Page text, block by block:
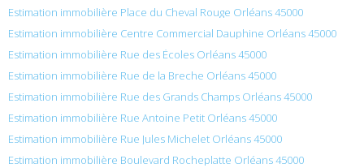
Estimation immobilière Place du Cheval Rouge Orléans 45000
Estimation immobilière Centre Commercial Dauphine Orléans 45000
Estimation immobilière Rue des Écoles Orléans 45000
Estimation immobilière Rue de la Breche Orléans 45000
Estimation immobilière Rue des Grands Champs Orléans 45000
Estimation immobilière Rue Antoine Petit Orléans 45000
Estimation immobilière Rue Jules Michelet Orléans 45000
Estimation immobilière Boulevard Rocheplatte Orléans 45000